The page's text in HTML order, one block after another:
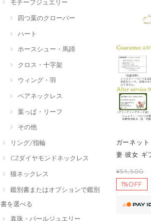
モチーフジュエリー
四つ葉のクローバー
ハート
ホースシュー・馬蹄
クロス・十字架
ウィング・羽
ペアネックレス
葉っぱ・リーフ
その他
リング/指輪
CZダイヤモンドネックレス
猫ネックレス
鑑別書またはオプションで鑑別
書を選べる
真珠・パールジュエリー
ガーネッ
妻 彼女 ギ
¥54,500
1%OFF